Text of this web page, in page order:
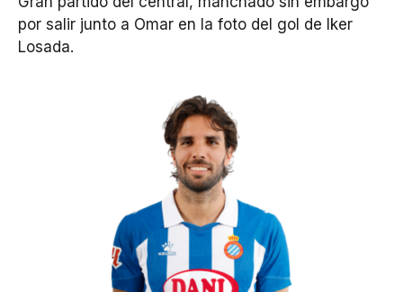
por salir junto a Omar en la foto del gol de Iker
Losada.